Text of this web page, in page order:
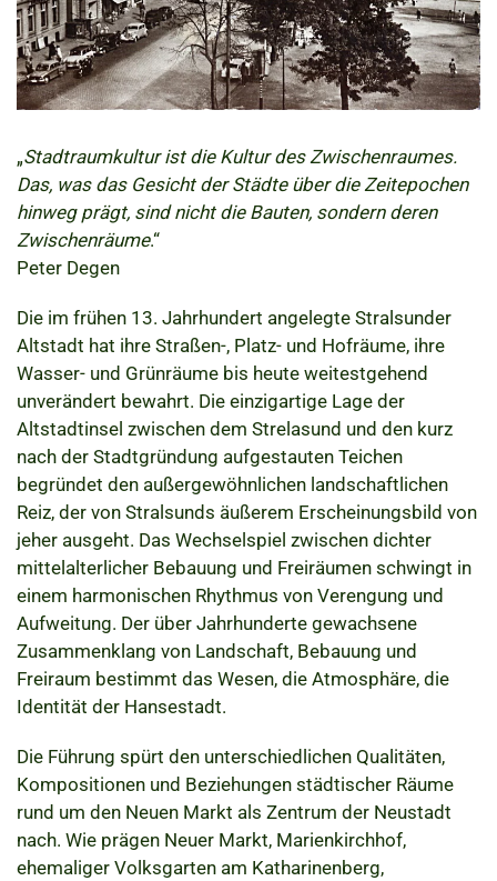
„Stadtraumkultur ist die Kultur des Zwischenraumes.
Das, was das Gesicht der Städte über die Zeitepochen
hinweg prägt, sind nicht die Bauten, sondern deren
Zwischenräume.“
Peter Degen
Die im frühen 13. Jahrhundert angelegte Stralsunder
Altstadt hat ihre Straßen-, Platz- und Hofräume, ihre
Wasser- und Grünräume bis heute weitestgehend
unverändert bewahrt. Die einzigartige Lage der
Altstadtinsel zwischen dem Strelasund und den kurz
nach der Stadtgründung aufgestauten Teichen
begründet den außergewöhnlichen landschaftlichen
Reiz, der von Stralsunds äußerem Erscheinungsbild von
jeher ausgeht. Das Wechselspiel zwischen dichter
mittelalterlicher Bebauung und Freiräumen schwingt in
einem harmonischen Rhythmus von Verengung und
Aufweitung. Der über Jahrhunderte gewachsene
Zusammenklang von Landschaft, Bebauung und
Freiraum bestimmt das Wesen, die Atmosphäre, die
Identität der Hansestadt.
Die Führung spürt den unterschiedlichen Qualitäten,
Kompositionen und Beziehungen städtischer Räume
rund um den Neuen Markt als Zentrum der Neustadt
nach. Wie prägen Neuer Markt, Marienkirchhof,
ehemaliger Volksgarten am Katharinenberg,